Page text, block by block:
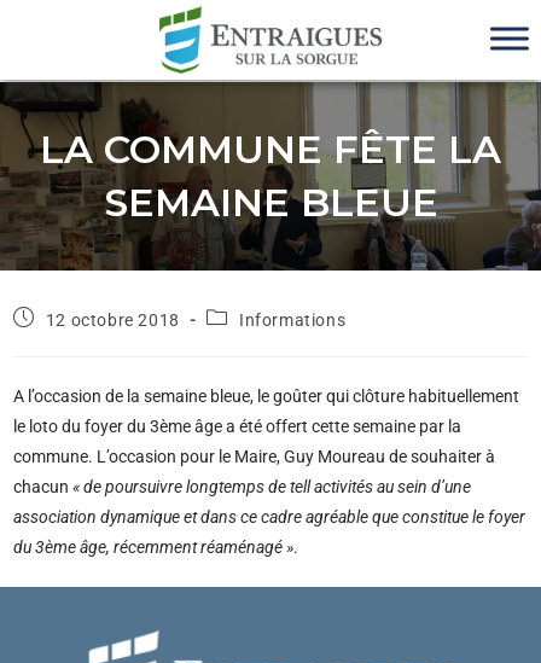
LA COMMUNE FÊTE LA
SEMAINE BLEUE
12 octobre 2018 Informations
A l’occasion de la semaine bleue, le goûter qui clôture habituellement
le loto du foyer du 3ème âge a été offert cette semaine par la
commune. L’occasion pour le Maire, Guy Moureau de souhaiter à
chacun « de poursuivre longtemps de tell activités au sein d’une
association dynamique et dans ce cadre agréable que constitue le foyer
du 3ème âge, récemment réaménagé ».